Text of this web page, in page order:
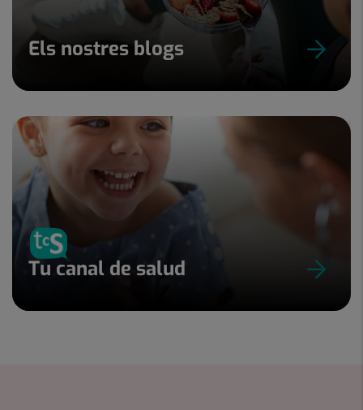
Els nostres blogs
Tu canal de salud